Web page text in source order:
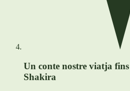
Un conte nostre viatja
Shakira